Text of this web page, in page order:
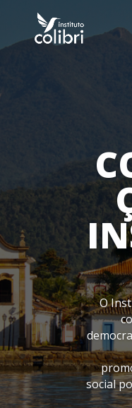
O
social